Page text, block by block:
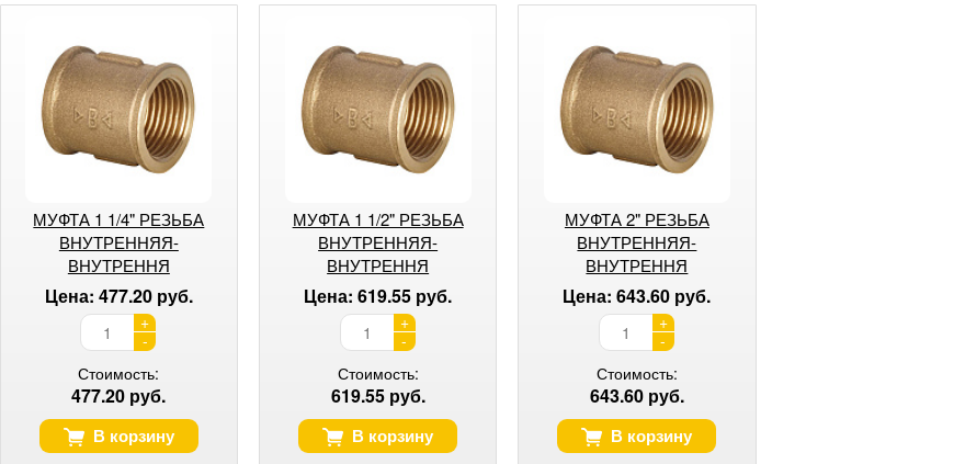
МУФТА 1 1/4" РЕЗЬБА
ВНУТРЕННЯЯ-
ВНУТРЕННЯ
Цена: 477.20 руб.
+
-
Стоимость:
477.20 руб.
В корзину
МУФТА 1 1/2" РЕЗЬБА
ВНУТРЕННЯЯ-
ВНУТРЕННЯ
Цена: 619.55 руб.
+
-
Стоимость:
619.55 руб.
В корзину
МУФТА 2" РЕЗЬБА
ВНУТРЕННЯЯ-
ВНУТРЕННЯ
Цена: 643.60 руб.
+
-
Стоимость:
643.60 руб.
В корзину